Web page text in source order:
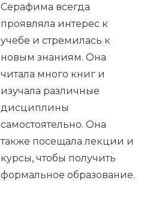
Серафима всегда
проявляла интерес к
учебе и стремилась к
новым знаниям. Она
читала много книг и
изучала различные
дисциплины
самостоятельно. Она
также посещала лекции и
курсы, чтобы получить
формальное образование.